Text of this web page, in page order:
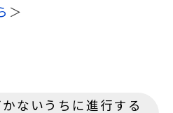
＞
ないうちに進行する